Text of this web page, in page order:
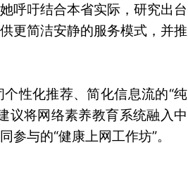
呼吁结合本省实际，研究出台
更简洁安静的服务模式，并推
性化推荐、简化信息流的“纯
议将网络素养教育系统融入中
与的“健康上网工作坊”。